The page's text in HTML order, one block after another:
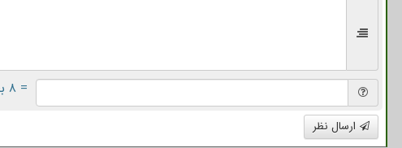
= ۸ بعلاوه ۴
ارسال نظر